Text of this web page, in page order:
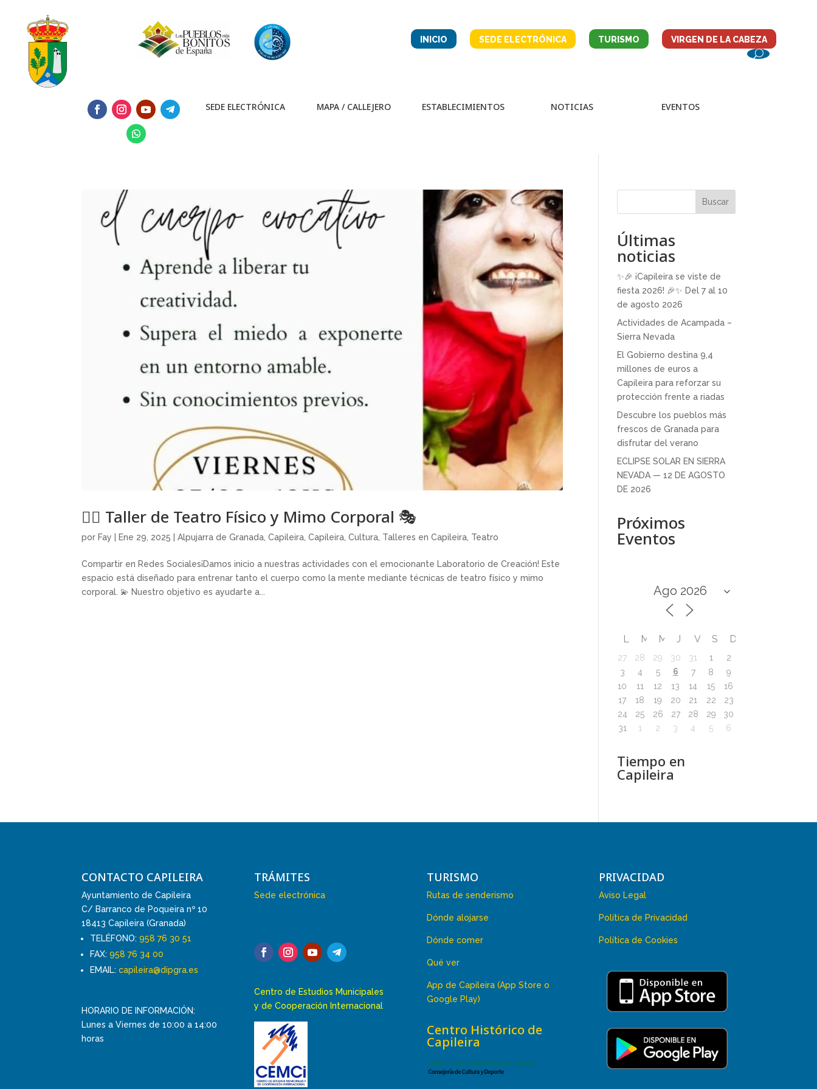
INICIO SEDE ELECTRÓNICA TURISMO VIRGEN DE LA CABEZA
SEDE ELECTRÓNICA MAPA / CALLEJERO ESTABLECIMIENTOS NOTICIAS EVENTOS
🤸‍♀️ Taller de Teatro Físico y Mimo Corporal 🎭
por Fay Ene 29, 2025 |Alpujarra de Granada ,Capileira ,Capileira ,Cultura Talleres en Capileira Teatro
Compartir en Redes Sociales¡Damos inicio a nuestras actividades con el emocionante Laboratorio de Creación! Este
espacio está diseñado para entrenar tanto el cuerpo como la mente mediante técnicas de teatro físico y mimo
corporal. 💫 Nuestro objetivo es ayudarte a...
Buscar
Últimas
noticias
✨🎉 ¡Capileira se viste de
fiesta 2026! 🎉✨ Del 7 al 10
de agosto 2026
Actividades de Acampada –
Sierra Nevada
El Gobierno destina 9,4
millones de euros a
Capileira para reforzar su
protección frente a riadas
Descubre los pueblos más
frescos de Granada para
disfrutar del verano
ECLIPSE SOLAR EN SIERRA
NEVADA — 12 DE AGOSTO
DE 2026
Próximos
Eventos
L M M J V S D
27 28 29 30 31 1
2
3
4 5 6 7 8
9
10
11 12 13 14 15
16
17
18 19 20 21 22
23
24
25 26 27 28 29
30
31
1 2 3 4 5 6
Tiempo en
Capileira
CONTACTO CAPILEIRA
Ayuntamiento de Capileira
C/ Barranco de Poqueira nº 10
18413 Capileira (Granada)
TELÉFONO:958 76 30 51
FAX:958 76 34 00
EMAIL:capileira@dipgra.es
HORARIO DE INFORMACIÓN:
Lunes a Viernes de 10:00 a 14:00
horas
TRÁMITES
Sede electrónica
Centro de Estudios Municipales
y de Cooperación Internacional
TURISMO
Rutas de senderismo
Dónde alojarse
Dónde comer
Qué ver
App de Capileira (App Store o
Google Play)
Centro Histórico de
Capileira
PRIVACIDAD
Aviso Legal
Política de Privacidad
Política de Cookies